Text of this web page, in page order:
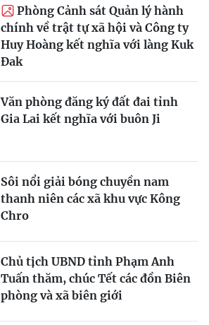
Phòng Cảnh sát Quản lý hành
chính về trật tự xã hội và Công ty
Huy Hoàng kết nghĩa với làng Kuk
Đak
Văn phòng đăng ký đất đai tỉnh
Gia Lai kết nghĩa với buôn Ji
Sôi nổi giải bóng chuyền nam
thanh niên các xã khu vực Kông
Chro
Chủ tịch UBND tỉnh Phạm Anh
Tuấn thăm, chúc Tết các đồn Biên
phòng và xã biên giới